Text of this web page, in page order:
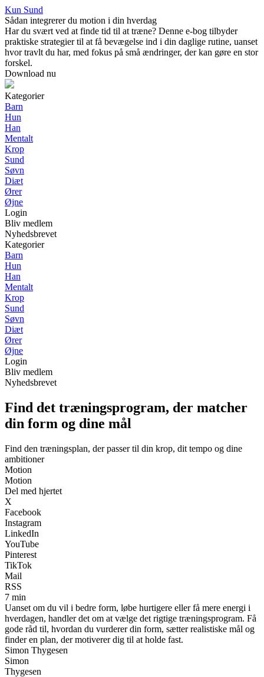
Kun Sund
Sådan integrerer du motion i din hverdag
Har du svært ved at finde tid til at træne? Denne e-bog tilbyder
praktiske strategier til at få bevægelse ind i din daglige rutine, uanset
hvor travlt du har, med fokus på små ændringer, der kan gøre en stor
forskel.
Download nu
Kategorier
Barn
Hun
Han
Mentalt
Krop
Sund
Søvn
Diæt
Ører
Øjne
Login
Bliv medlem
Nyhedsbrevet
Kategorier
Barn
Hun
Han
Mentalt
Krop
Sund
Søvn
Diæt
Ører
Øjne
Login
Bliv medlem
Nyhedsbrevet
Find det træningsprogram, der matcher
din form og dine mål
Find den træningsplan, der passer til din krop, dit tempo og dine
ambitioner
Motion
Motion
Del med hjertet
X
Facebook
Instagram
LinkedIn
YouTube
Pinterest
TikTok
Mail
RSS
7 min
Uanset om du vil i bedre form, løbe hurtigere eller få mere energi i
hverdagen, handler det om at vælge det rigtige træningsprogram. Få
gode råd til, hvordan du vurderer din form, sætter realistiske mål og
finder en plan, der motiverer dig til at holde fast.
Simon Thygesen
Simon
Thygesen